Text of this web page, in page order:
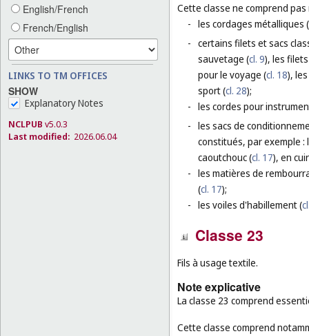
English/French
French/English
LINKS TO TM OFFICES
SHOW
Explanatory Notes
NCLPUB v5.0.3
Last modified: 2026.06.04
Cette classe ne comprend
- les cordages métalliques (
- certains filets et sacs
sauvetage (cl. 9), les
pour le voyage (cl. 18),
sport (cl. 28);
- les cordes pour
- les sacs de
constitués, par exemple
caoutchouc (cl. 17), en
- les matières de
(cl. 17);
- les voiles d'habillement (
Classe 23
Fils à usage textile.
Note explicative
La classe 23 comprend
Cette classe comprend